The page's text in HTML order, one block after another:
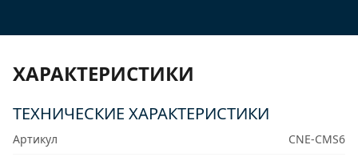
ХАРАКТЕРИСТИКИ
ТЕХНИЧЕСКИЕ ХАРАКТЕРИСТИКИ
Артикул
CNE-CMS6